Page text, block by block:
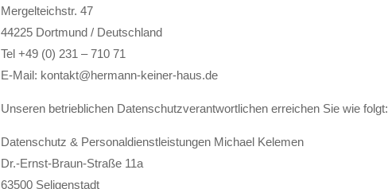
Mergelteichstr. 47
44225 Dortmund / Deutschland
Tel +49 (0) 231 – 710 71
E-Mail: kontakt@hermann-keiner-haus.de
Unseren betrieblichen Datenschutzverantwortlichen erreichen Sie wie folgt:
Datenschutz & Personaldienstleistungen Michael Kelemen
Dr.-Ernst-Braun-Straße 11a
63500 Seligenstadt